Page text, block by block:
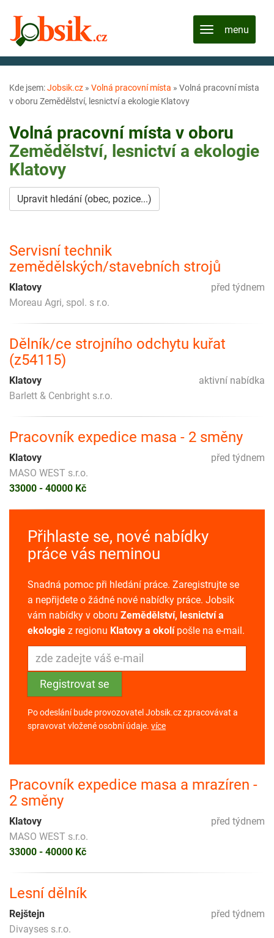
Kde jsem:Jobsik.cz » Volná pracovní místa » Volná pracovní místa
v oboru Zemědělství, lesnictví a ekologie Klatovy
Volná pracovní místa v oboru
Zemědělství, lesnictví a ekologie
Klatovy
Upravit hledání (obec, pozice...)
Servisní technik
zemědělských/stavebních strojů
před týdnem
Klatovy
Moreau Agri, spol. s r.o.
Dělník/ce strojního odchytu kuřat
(z54115)
aktivní nabídka
Klatovy
Barlett & Cenbright s.r.o.
Pracovník expedice masa - 2 směny
před týdnem
Klatovy
MASO WEST s.r.o.
33000 - 40000 Kč
Přihlaste se, nové nabídky
práce vás neminou
Snadná pomoc při hledání práce. Zaregistrujte se
a nepřijdete o žádné nové nabídky práce. Jobsik
vám nabídky v oboru Zemědělství, lesnictví a
ekologie z regionu Klatovy a okolípošle na e-mail.
Po odeslání bude provozovatel Jobsik.cz zpracovávat a
spravovat vložené osobní údaje. více
Pracovník expedice masa a mrazíren -
2 směny
před týdnem
Klatovy
MASO WEST s.r.o.
33000 - 40000 Kč
Lesní dělník
před týdnem
Rejštejn
Divayses s.r.o.